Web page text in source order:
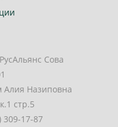
Сова
Алия Назиповна
стр.5
309-17-87